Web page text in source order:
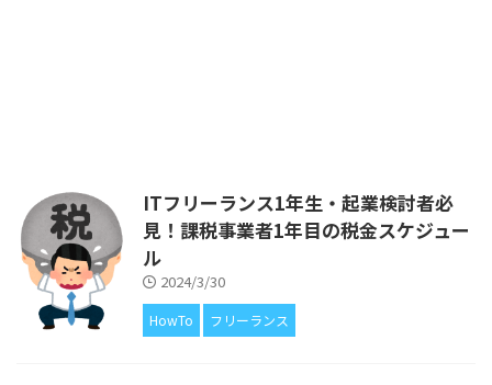
きと考えております、「フリーナ
ンス」についてご紹介しました。
https ...
ITフリーランス1年生・起業検討者必
見！課税事業者1年目の税金スケジュー
ル
2024/3/30
HowTo フリーランス